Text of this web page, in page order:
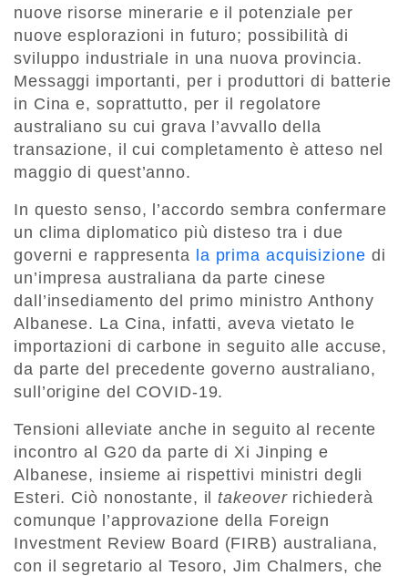
nuove risorse minerarie e il potenziale per
nuove esplorazioni in futuro; possibilità di
sviluppo industriale in una nuova provincia.
Messaggi importanti, per i produttori di batterie
in Cina e, soprattutto, per il regolatore
australiano su cui grava l’avvallo della
transazione, il cui completamento è atteso nel
maggio di quest’anno.
In questo senso, l’accordo sembra confermare
un clima diplomatico più disteso tra i due
governi e rappresenta la prima acquisizione di
un’impresa australiana da parte cinese
dall’insediamento del primo ministro Anthony
Albanese. La Cina, infatti, aveva vietato le
importazioni di carbone in seguito alle accuse,
da parte del precedente governo australiano,
sull’origine del COVID-19.
Tensioni alleviate anche in seguito al recente
incontro al G20 da parte di Xi Jinping e
Albanese, insieme ai rispettivi ministri degli
Esteri. Ciò nonostante, iltakeoverrichiederà
comunque l’approvazione della Foreign
Investment Review Board (FIRB) australiana,
con il segretario al Tesoro, Jim Chalmers, che